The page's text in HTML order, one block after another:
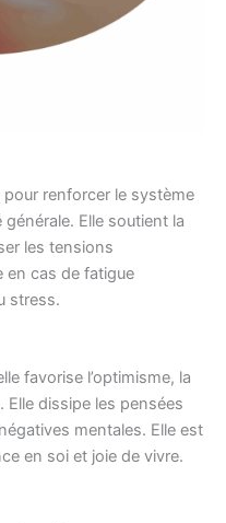
pour renforcer le système
Elle soutient la
les tensions
en cas de fatigue
stress.
favorise l’optimisme, la
Elle dissipe les pensées
mentales. Elle est
en soi et joie de vivre.